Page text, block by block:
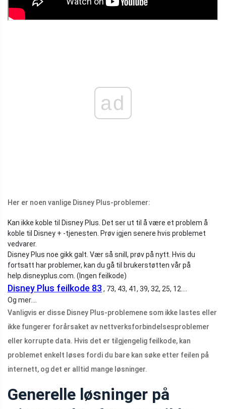
ad
Her er noen vanlige Disney Plus-problemer:
Kan ikke koble til Disney Plus. Det ser ut til å være et problem å
koble til Disney + -tjenesten. Prøv igjen senere hvis problemet
vedvarer.
Disney Plus noe gikk galt. Vær så snill, prøv på nytt. Hvis du
fortsatt har problemer, kan du gå til brukerstøtten vår på
help.disneyplus.com. (Ingen feilkode)
Disney Plus feilkode 83 , 73, 43, 41, 39, 32, 25, 12….
Og mer….
Vanligvis er disse Disney Plus-problemene som ikke lastes eller
ikke fungerer forårsaket av nettverksforbindelsesproblemer
eller korrupte data. Hvis det er tilgjengelig feilkode, kan
problemet enkelt løses fordi du bare kan søke etter feilen på
internett, og det er alltid mange løsninger.
Generelle løsninger på